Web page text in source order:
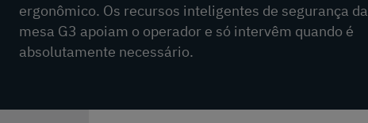
ergonômico. Os recursos inteligentes de segurança da
mesa G3 apoiam o operador e só intervêm quando é
absolutamente necessário.